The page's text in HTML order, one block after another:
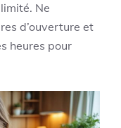
Ne
d’ouverture et
heures pour